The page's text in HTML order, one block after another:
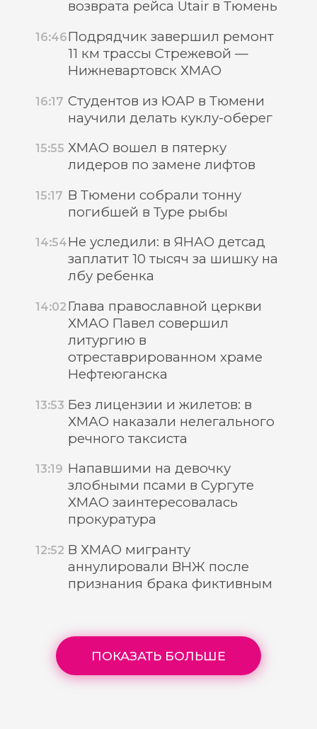
возврата рейса Utair в Тюмень
16:46Подрядчик завершил ремонт
11 км трассы Стрежевой —
Нижневартовск ХМАО
16:17 Студентов из ЮАР в Тюмени
научили делать куклу-оберег
15:55 ХМАО вошел в пятерку
лидеров по замене лифтов
15:17 В Тюмени собрали тонну
погибшей в Туре рыбы
14:54Не уследили: в ЯНАО детсад
заплатит 10 тысяч за шишку на
лбу ребенка
14:02 Глава православной церкви
ХМАО Павел совершил
литургию в
отреставрированном храме
Нефтеюганска
13:53 Без лицензии и жилетов: в
ХМАО наказали нелегального
речного таксиста
13:19 Напавшими на девочку
злобными псами в Сургуте
ХМАО заинтересовалась
прокуратура
12:52 В ХМАО мигранту
аннулировали ВНЖ после
признания брака фиктивным
ПОКАЗАТЬ БОЛЬШЕ